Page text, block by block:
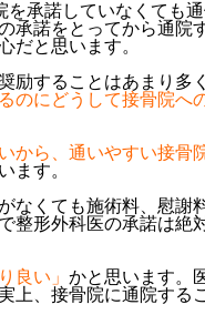
承諾していなくても
承諾をとってから通
だと思います。
励することはあまり
のにどうして接骨院へ
から、通いやすい接骨
ます。
なくても施術料、慰謝
整形外科医の承諾は絶
良い」 かと思います。
上、接骨院に通院する